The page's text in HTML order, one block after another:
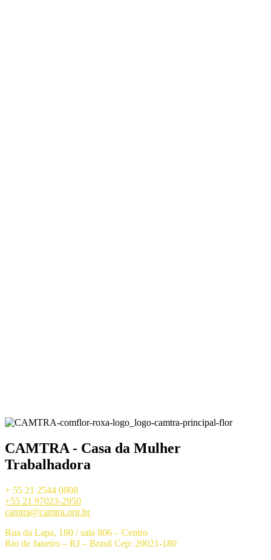
CAMTRA - Casa da Mulher
Trabalhadora
+ 55 21 2544 0808
+55 21 97023-2950
camtra@camtra.org.br
Rua da Lapa, 180 / sala 806 – Centro
Rio de Janeiro – RJ – Brasil Cep: 20021-180